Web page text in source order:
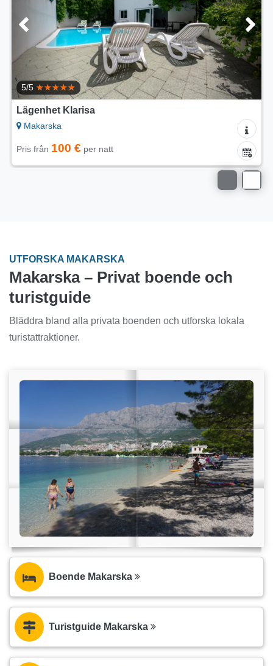
Lägenhet Gracin
Makarska
Pris från 120 € per natt
UTFORSKA MAKARSKA
Makarska – Privat boende och
turistguide
Bläddra bland alla privata boenden och utforska lokala
turistattraktioner.
Boende Makarska
Turistguide Makarska